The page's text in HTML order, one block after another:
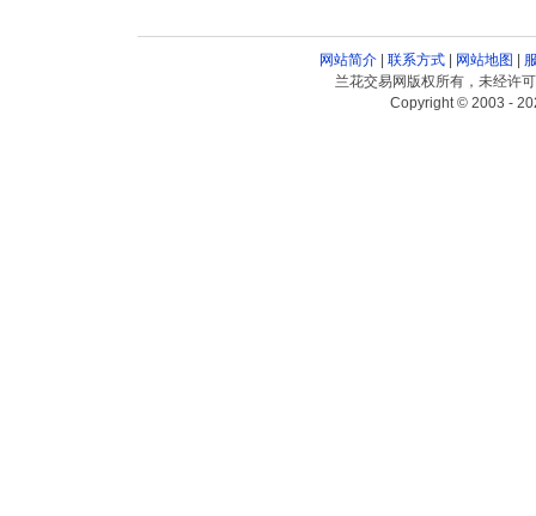
网站简介| 联系方式| 网站地图 |
兰花交易网版权所有，未经许
Copyright © 2003 -